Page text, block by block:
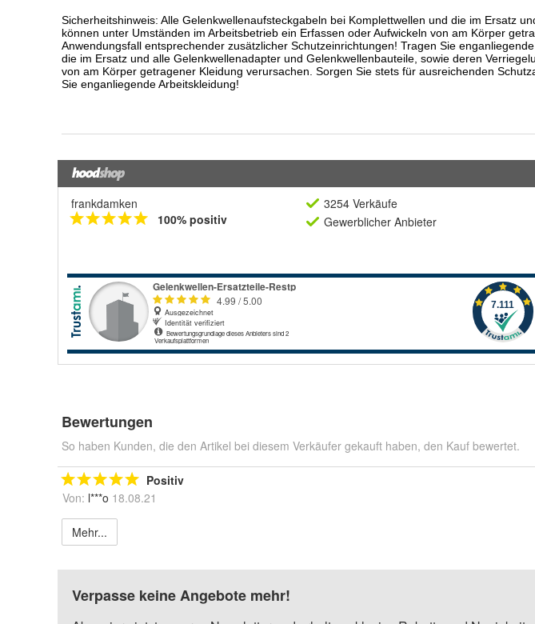
frankdamken
100% positiv
3254 Verkäufe
Gewerblicher Anbieter
Bewertungen
So haben Kunden, die den Artikel bei diesem Verkäufer gekauft haben, den Kauf bewertet.
Positiv
Von: l***o 18.08.21
Mehr...
Verpasse keine Angebote mehr!